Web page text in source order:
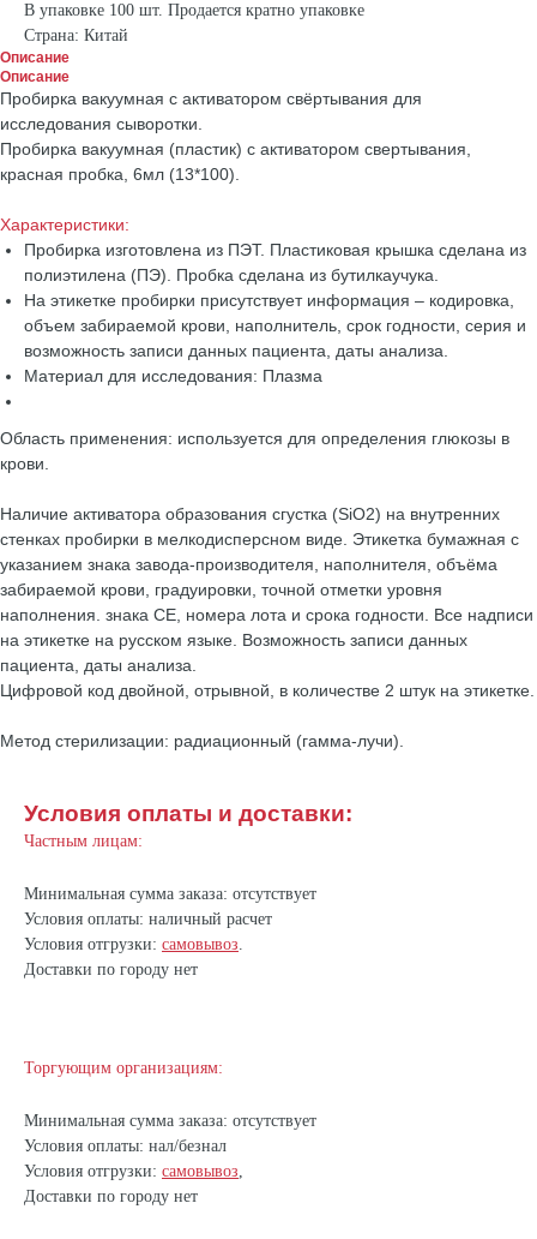
В упаковке 100 шт. Продается кратно упаковке
Страна: Китай
Описание
Описание
Пробирка вакуумная с активатором свёртывания для
исследования сыворотки.
Пробирка вакуумная (пластик) с активатором свертывания,
красная пробка, 6мл (13*100).
Характеристики:
Пробирка изготовлена из ПЭТ. Пластиковая крышка сделана из
полиэтилена (ПЭ). Пробка сделана из бутилкаучука.
На этикетке пробирки присутствует информация – кодировка,
объем забираемой крови, наполнитель, срок годности, серия и
возможность записи данных пациента, даты анализа.
Материал для исследования: Плазма
Область применения: используется для определения глюкозы в
крови.
Наличие активатора образования сгустка (SiO2) на внутренних
стенках пробирки в мелкодисперсном виде. Этикетка бумажная с
указанием знака завода-производителя, наполнителя, объёма
забираемой крови, градуировки, точной отметки уровня
наполнения. знака CE, номера лота и срока годности. Все надписи
на этикетке на русском языке. Возможность записи данных
пациента, даты анализа.
Цифровой код двойной, отрывной, в количестве 2 штук на этикетке.
Метод стерилизации: радиационный (гамма-лучи).
Условия оплаты и доставки:
Частным лицам:
Минимальная сумма заказа: отсутствует
Условия оплаты: наличный расчет
Условия отгрузки: самовывоз.
Доставки по городу нет
Торгующим организациям:
Минимальная сумма заказа: отсутствует
Условия оплаты: нал/безнал
Условия отгрузки: самовывоз,
Доставки по городу нет